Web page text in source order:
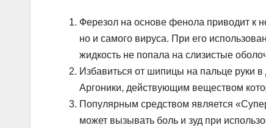
Ферезол на основе фенола приводит к
но и самого вируса. При его
жидкость не попала на слизистые
Избавиться от шипицы на пальце руки
Аргоники, действующим веществом
Популярным средством является
может вызывать боль и зуд при